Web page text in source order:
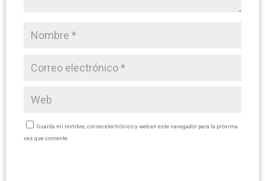
Guarda mi nombre, correo electrónico y web en este navegador para la próxima
vez que comente.